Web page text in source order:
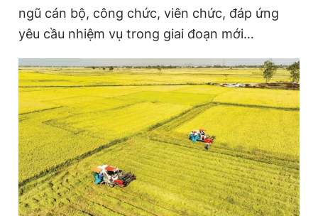
ngũ cán bộ, công chức, viên chức, đáp ứng
yêu cầu nhiệm vụ trong giai đoạn mới…